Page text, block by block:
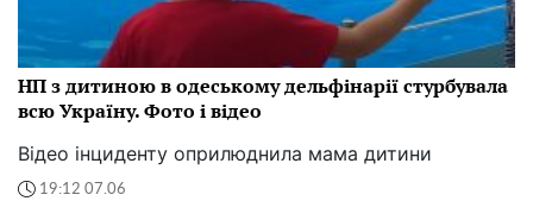
НП з дитиною в одеському дельфінарії стурбувала
всю Україну. Фото і відео
Відео інциденту оприлюднила мама дитини
19:12 07.06